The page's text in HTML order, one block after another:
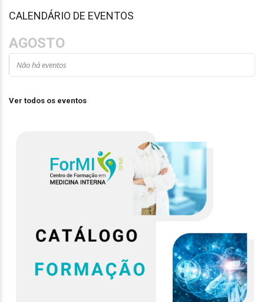
CALENDÁRIO DE EVENTOS
AGOSTO
Não há eventos
Ver todos os eventos